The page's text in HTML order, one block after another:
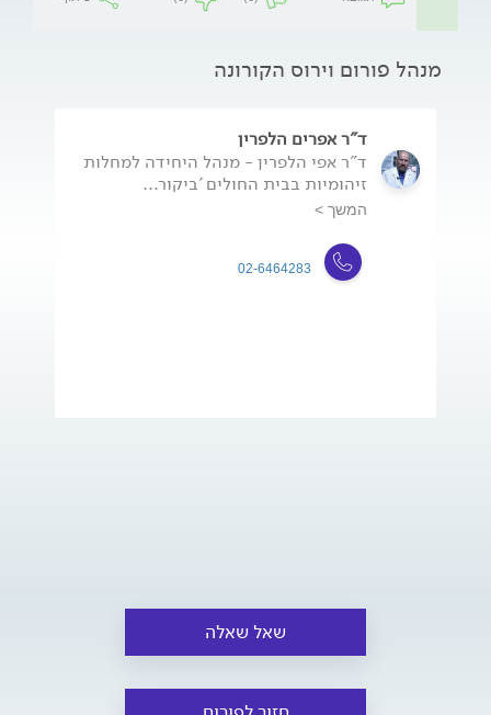
מנהל פורום וירוס הקורונה
ד"ר אפרים הלפרין
ד"ר אפי הלפרין - מנהל היחידה למחלות
זיהומיות בבית החולים 'ביקור...
המשך >
02-6464283
שאל שאלה